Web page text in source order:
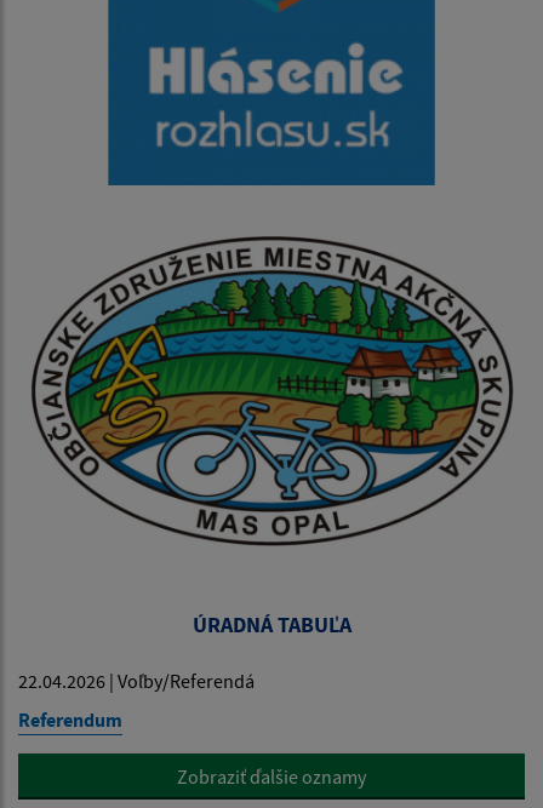
ÚRADNÁ TABUĽA
22.04.2026 | Voľby/Referendá
Referendum
Zobraziť ďalšie oznamy